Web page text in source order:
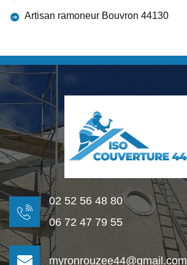
Artisan ramoneur Bouvron 44130
02 52 56 48 80
06 72 47 79 55
myronrouzee44@gmail.com